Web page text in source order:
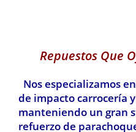
Repuestos Que
Nos especializamos
de impacto carrocería
manteniendo un gran
refuerzo de